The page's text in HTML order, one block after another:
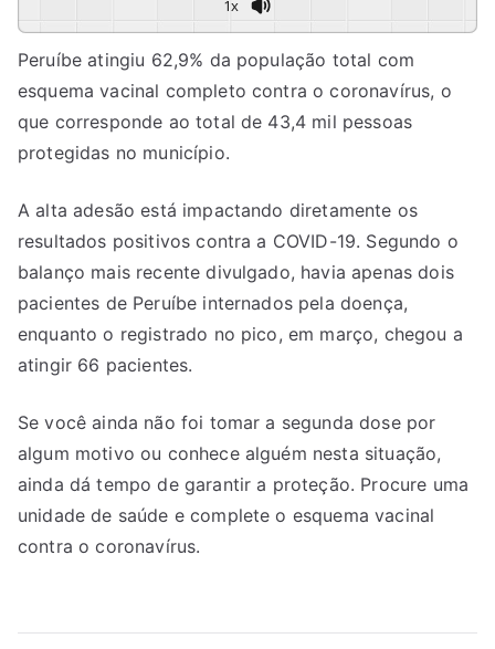
1x
Peruíbe atingiu 62,9% da população total com
esquema vacinal completo contra o coronavírus, o
que corresponde ao total de 43,4 mil pessoas
protegidas no município.
A alta adesão está impactando diretamente os
resultados positivos contra a COVID-19. Segundo o
balanço mais recente divulgado, havia apenas dois
pacientes de Peruíbe internados pela doença,
enquanto o registrado no pico, em março, chegou a
atingir 66 pacientes.
Se você ainda não foi tomar a segunda dose por
algum motivo ou conhece alguém nesta situação,
ainda dá tempo de garantir a proteção. Procure uma
unidade de saúde e complete o esquema vacinal
contra o coronavírus.